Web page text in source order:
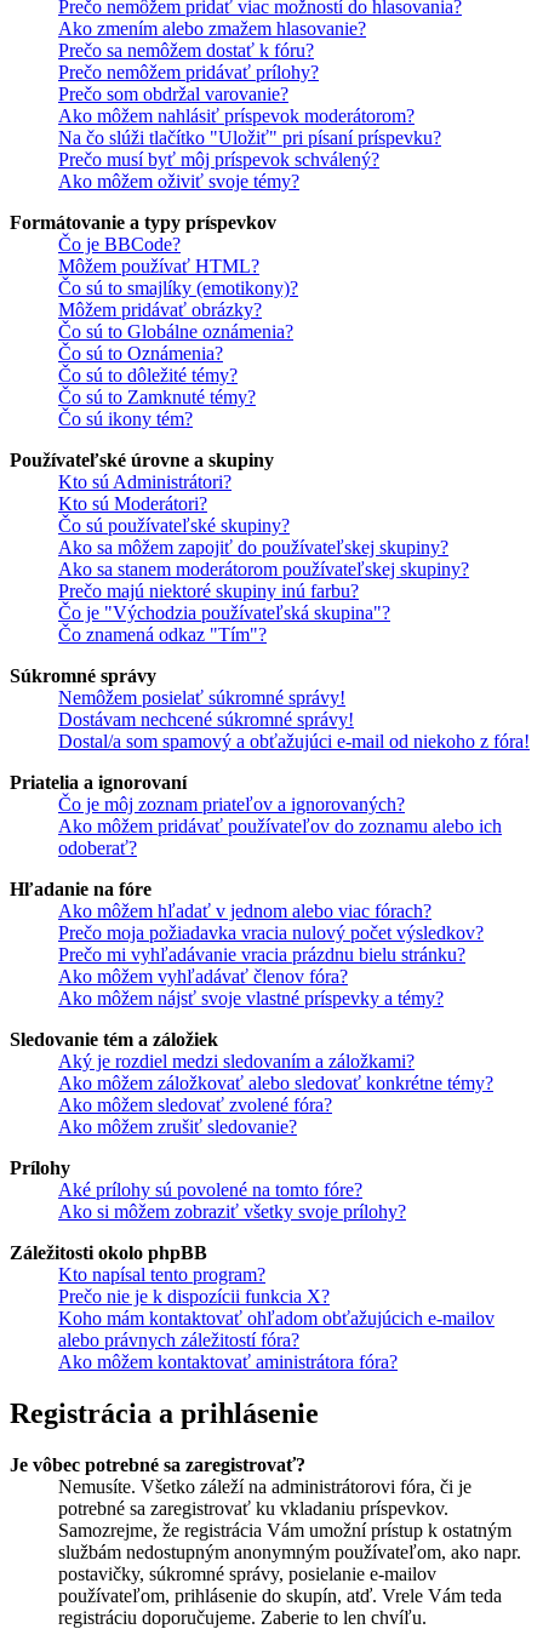
Prečo nemôžem pridať viac možností do hlasovania?
Ako zmením alebo zmažem hlasovanie?
Prečo sa nemôžem dostať k fóru?
Prečo nemôžem pridávať prílohy?
Prečo som obdržal varovanie?
Ako môžem nahlásiť príspevok moderátorom?
Na čo slúži tlačítko "Uložiť" pri písaní príspevku?
Prečo musí byť môj príspevok schválený?
Ako môžem oživiť svoje témy?
Formátovanie a typy príspevkov
Čo je BBCode?
Môžem používať HTML?
Čo sú to smajlíky (emotikony)?
Môžem pridávať obrázky?
Čo sú to Globálne oznámenia?
Čo sú to Oznámenia?
Čo sú to dôležité témy?
Čo sú to Zamknuté témy?
Čo sú ikony tém?
Používateľské úrovne a skupiny
Kto sú Administrátori?
Kto sú Moderátori?
Čo sú používateľské skupiny?
Ako sa môžem zapojiť do používateľskej skupiny?
Ako sa stanem moderátorom používateľskej skupiny?
Prečo majú niektoré skupiny inú farbu?
Čo je "Východzia používateľská skupina"?
Čo znamená odkaz "Tím"?
Súkromné správy
Nemôžem posielať súkromné správy!
Dostávam nechcené súkromné správy!
Dostal/a som spamový a obťažujúci e-mail od niekoho z fóra!
Priatelia a ignorovaní
Čo je môj zoznam priateľov a ignorovaných?
Ako môžem pridávať používateľov do zoznamu alebo ich
odoberať?
Hľadanie na fóre
Ako môžem hľadať v jednom alebo viac fórach?
Prečo moja požiadavka vracia nulový počet výsledkov?
Prečo mi vyhľadávanie vracia prázdnu bielu stránku?
Ako môžem vyhľadávať členov fóra?
Ako môžem nájsť svoje vlastné príspevky a témy?
Sledovanie tém a záložiek
Aký je rozdiel medzi sledovaním a záložkami?
Ako môžem záložkovať alebo sledovať konkrétne témy?
Ako môžem sledovať zvolené fóra?
Ako môžem zrušiť sledovanie?
Prílohy
Aké prílohy sú povolené na tomto fóre?
Ako si môžem zobraziť všetky svoje prílohy?
Záležitosti okolo phpBB
Kto napísal tento program?
Prečo nie je k dispozícii funkcia X?
Koho mám kontaktovať ohľadom obťažujúcich e-mailov
alebo právnych záležitostí fóra?
Ako môžem kontaktovať aministrátora fóra?
Registrácia a prihlásenie
Je vôbec potrebné sa zaregistrovať?
Nemusíte. Všetko záleží na administrátorovi fóra, či je
potrebné sa zaregistrovať ku vkladaniu príspevkov.
Samozrejme, že registrácia Vám umožní prístup k ostatným
službám nedostupným anonymným používateľom, ako napr.
postavičky, súkromné správy, posielanie e-mailov
používateľom, prihlásenie do skupín, atď. Vrele Vám teda
registráciu doporučujeme. Zaberie to len chvíľu.